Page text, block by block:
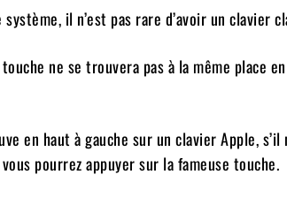
il n’est pas rare d’avoir un clavier
ne se trouvera pas à la même place
en haut à gauche sur un clavier Apple, s’il
pourrez appuyer sur la fameuse touche.